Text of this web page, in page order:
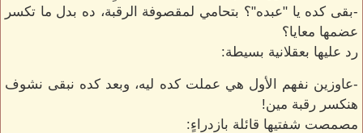
-بقى كده يا "عبده"؟ بتحامي لمقصوفة الرقبة، ده بدل ما تكسر
عضمها معايا؟
رد عليها بعقلانية بسيطة:
-عاوزين نفهم الأول هي عملت كده ليه، وبعد كده نبقى نشوف
هنكسر رقبة مين!
مصمصت شفتيها قائلة بازدراءٍ: